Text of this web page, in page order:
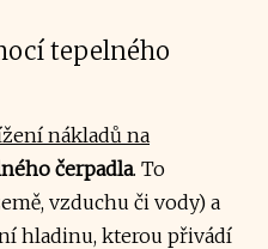
tepelného
nákladů na
čerpadla. To
vzduchu či vody) a
hladinu, kterou přivádí